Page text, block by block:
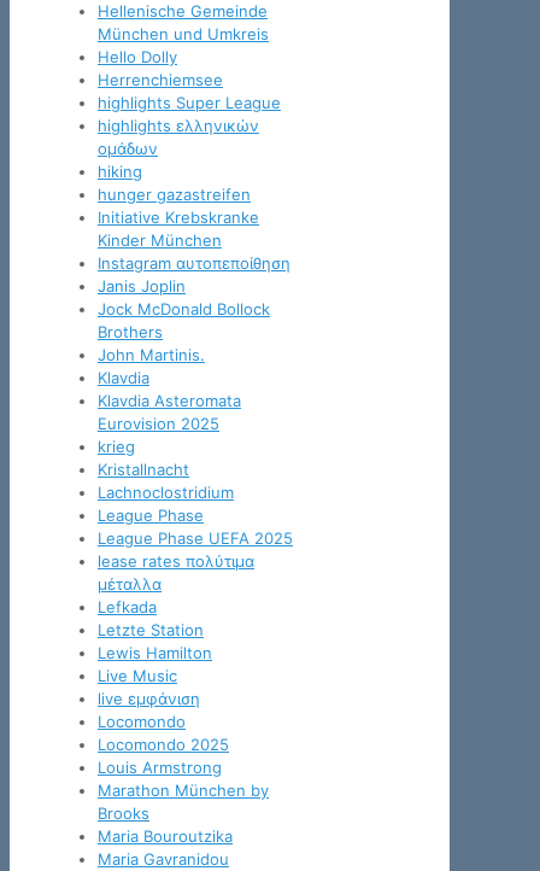
Hellenische Gemeinde
München und Umkreis
Hello Dolly
Herrenchiemsee
highlights Super League
highlights ελληνικών
ομάδων
hiking
hunger gazastreifen
Initiative Krebskranke
Kinder München
Instagram αυτοπεποίθηση
Janis Joplin
Jock McDonald Bollock
Brothers
John Martinis.
Klavdia
Klavdia Asteromata
Eurovision 2025
krieg
Kristallnacht
Lachnoclostridium
League Phase
League Phase UEFA 2025
lease rates πολύτιμα
μέταλλα
Lefkada
Letzte Station
Lewis Hamilton
Live Music
live εμφάνιση
Locomondo
Locomondo 2025
Louis Armstrong
Marathon München by
Brooks
Maria Bouroutzika
Maria Gavranidou